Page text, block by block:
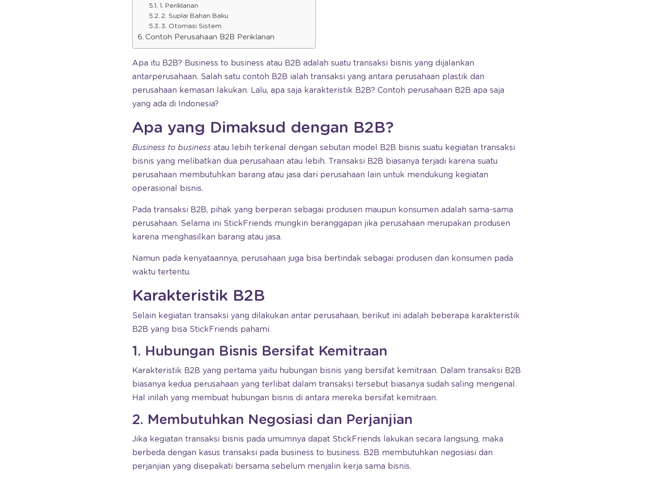
1. Periklanan
2. Suplai Bahan Baku
3. Otomasi Sistem
Contoh Perusahaan B2B Periklanan
Apa itu B2B? Business to business atau B2B adalah suatu transaksi bisnis yang dijalankan
antarperusahaan. Salah satu contoh B2B ialah transaksi yang antara perusahaan plastik dan
perusahaan kemasan lakukan. Lalu, apa saja karakteristik B2B? Contoh perusahaan B2B apa saja
yang ada di Indonesia?
Apa yang Dimaksud dengan B2B?
Business to business atau lebih terkenal dengan sebutan model B2B bisnis suatu kegiatan transaksi
bisnis yang melibatkan dua perusahaan atau lebih. Transaksi B2B biasanya terjadi karena suatu
perusahaan membutuhkan barang atau jasa dari perusahaan lain untuk mendukung kegiatan
operasional bisnis.
Pada transaksi B2B, pihak yang berperan sebagai produsen maupun konsumen adalah sama-sama
perusahaan. Selama ini StickFriends mungkin beranggapan jika perusahaan merupakan produsen
karena menghasilkan barang atau jasa.
Namun pada kenyataannya, perusahaan juga bisa bertindak sebagai produsen dan konsumen pada
waktu tertentu.
Karakteristik B2B
Selain kegiatan transaksi yang dilakukan antar perusahaan, berikut ini adalah beberapa karakteristik
B2B yang bisa StickFriends pahami.
1. Hubungan Bisnis Bersifat Kemitraan
Karakteristik B2B yang pertama yaitu hubungan bisnis yang bersifat kemitraan. Dalam transaksi B2B
biasanya kedua perusahaan yang terlibat dalam transaksi tersebut biasanya sudah saling mengenal.
Hal inilah yang membuat hubungan bisnis di antara mereka bersifat kemitraan.
2. Membutuhkan Negosiasi dan Perjanjian
Jika kegiatan transaksi bisnis pada umumnya dapat StickFriends lakukan secara langsung, maka
berbeda dengan kasus transaksi pada business to business. B2B membutuhkan negosiasi dan
perjanjian yang disepakati bersama sebelum menjalin kerja sama bisnis.